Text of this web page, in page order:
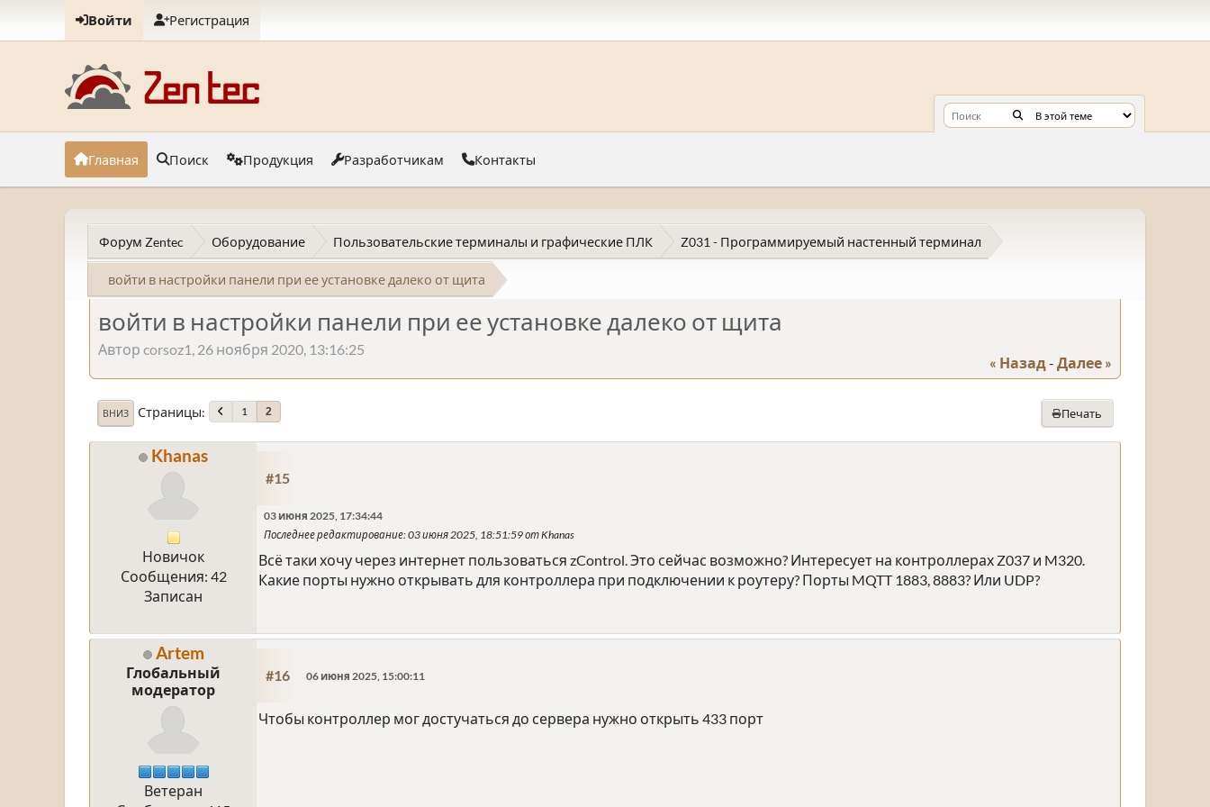
Войти Регистрация
Главная Поиск Продукция Разработчикам Контакты
Форум Zentec Оборудование Пользовательские терминалы и графические ПЛК Z031 - Программируемый настенный терминал
войти в настройки панели при ее установке далеко от щита
войти в настройки панели при ее установке далеко от щита
Автор corsoz1, 26 ноября 2020, 13:16:25
« Назад - Далее »
Печать
ВНИЗ Страницы 1 2
Khanas
Новичок
Сообщения: 42
Записан
#15
03 июня 2025, 17:34:44
Последнее редактирование: 03 июня 2025, 18:51:59 от Khanas
Всё таки хочу через интернет пользоваться zControl. Это сейчас возможно? Интересует на контроллерах Z037 и M320.
Какие порты нужно открывать для контроллера при подключении к роутеру? Порты MQTT 1883, 8883? Или UDP?
Artem
Глобальный
модератор
Ветеран
#16 06 июня 2025, 15:00:11
Чтобы контроллер мог достучаться до сервера нужно открыть 433 порт